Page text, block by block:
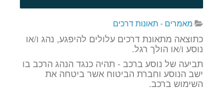
מאמרים - תאונות דרכים
כתוצאה מתאונת דרכים עלולים להיפגע, נהג ו/או
נוסע ו/או הולך רגל.
תביעה של נוסע ברכב - תהיה כנגד הנהג הרכב בו
ישב הנוסע וחברת הביטוח אשר ביטחה את
השימוש ברכב.